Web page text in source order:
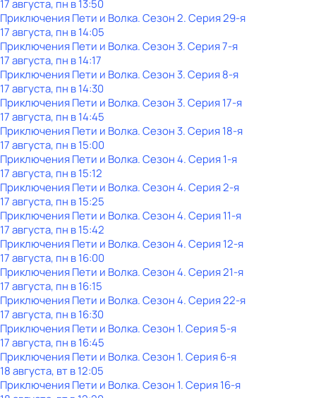
17 августа, пн в 13:50
Приключения Пети и Волка. Сезон 2. Серия 29-я
17 августа, пн в 14:05
Приключения Пети и Волка. Сезон 3. Серия 7-я
17 августа, пн в 14:17
Приключения Пети и Волка. Сезон 3. Серия 8-я
17 августа, пн в 14:30
Приключения Пети и Волка. Сезон 3. Серия 17-я
17 августа, пн в 14:45
Приключения Пети и Волка. Сезон 3. Серия 18-я
17 августа, пн в 15:00
Приключения Пети и Волка. Сезон 4. Серия 1-я
17 августа, пн в 15:12
Приключения Пети и Волка. Сезон 4. Серия 2-я
17 августа, пн в 15:25
Приключения Пети и Волка. Сезон 4. Серия 11-я
17 августа, пн в 15:42
Приключения Пети и Волка. Сезон 4. Серия 12-я
17 августа, пн в 16:00
Приключения Пети и Волка. Сезон 4. Серия 21-я
17 августа, пн в 16:15
Приключения Пети и Волка. Сезон 4. Серия 22-я
17 августа, пн в 16:30
Приключения Пети и Волка. Сезон 1. Серия 5-я
17 августа, пн в 16:45
Приключения Пети и Волка. Сезон 1. Серия 6-я
18 августа, вт в 12:05
Приключения Пети и Волка. Сезон 1. Серия 16-я